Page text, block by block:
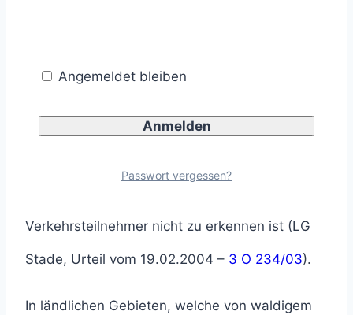
Warnschilder nur an sehr gefährlichen Stellen
Verkehrsteilnehmer nicht zu erkennen ist (LG
Stade, Urteil vom 19.02.2004 – 3 O 234/03).
In ländlichen Gebieten, welche von waldigem
Angemeldet bleiben
Passwort vergessen?